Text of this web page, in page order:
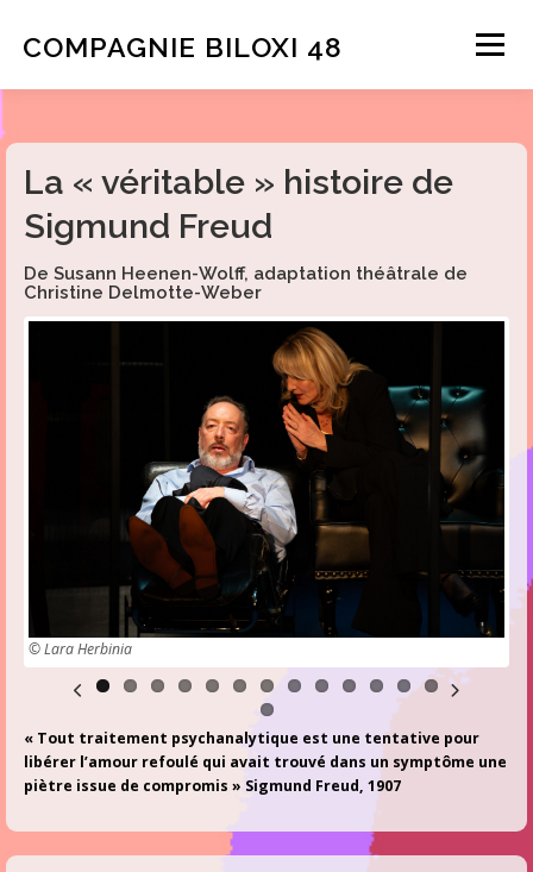
COMPAGNIE BILOXI 48 Menu
COURTS MÉTRAGES AGENDA
La « véritable » histoire de
Sigmund Freud
De Susann Heenen-Wolff, adaptation théâtrale de
Christine Delmotte-Weber
© Lara Herbinia
« Tout traitement psychanalytique est une tentative pour
libérer l’amour refoulé qui avait trouvé dans un symptôme une
piètre issue de compromis » Sigmund Freud, 1907